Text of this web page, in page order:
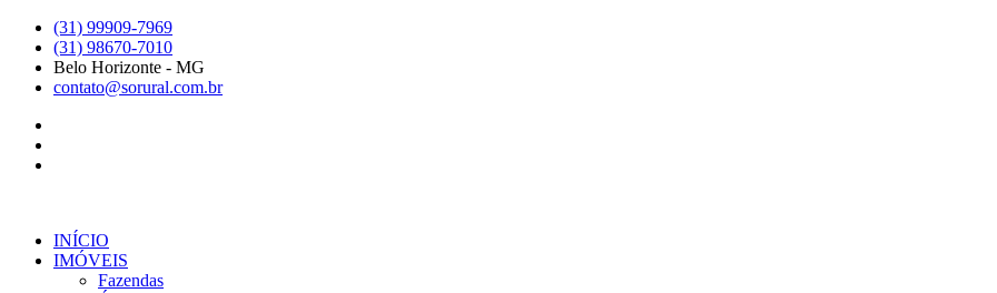
para
conteúdo
(31) 99909-7969
(31) 98670-7010
Belo Horizonte - MG
contato@sorural.com.br
INÍCIO
IMÓVEIS
Fazendas